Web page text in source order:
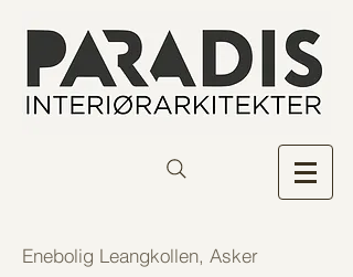
Enebolig Leangkollen, Asker